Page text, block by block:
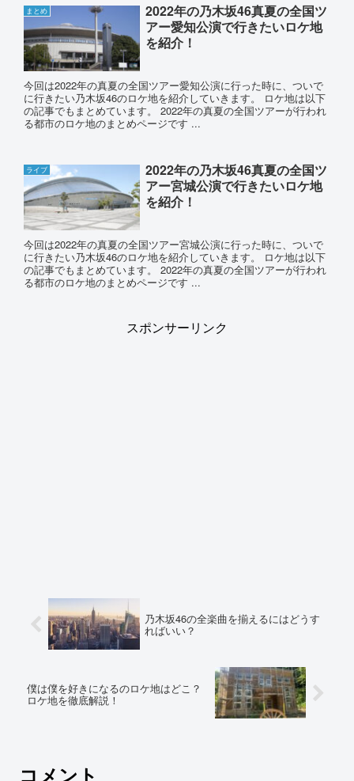
まとめ
2022年の乃木坂46真夏の全国ツ
アー愛知公演で行きたいロケ地
を紹介！
今回は2022年の真夏の全国ツアー愛知公演に行った時に、ついで
に行きたい乃木坂46のロケ地を紹介していきます。 ロケ地は以下
の記事でもまとめています。 2022年の真夏の全国ツアーが行われ
る都市のロケ地のまとめページです ...
ライブ
2022年の乃木坂46真夏の全国ツ
アー宮城公演で行きたいロケ地
を紹介！
今回は2022年の真夏の全国ツアー宮城公演に行った時に、ついで
に行きたい乃木坂46のロケ地を紹介していきます。 ロケ地は以下
の記事でもまとめています。 2022年の真夏の全国ツアーが行われ
る都市のロケ地のまとめページです ...
スポンサーリンク
乃木坂46の全楽曲を揃えるにはどうす
ればいい？
僕は僕を好きになるのロケ地はどこ？
ロケ地を徹底解説！
コメント